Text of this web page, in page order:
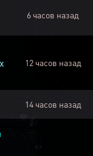
6 часов назад
12 часов назад
14 часов назад